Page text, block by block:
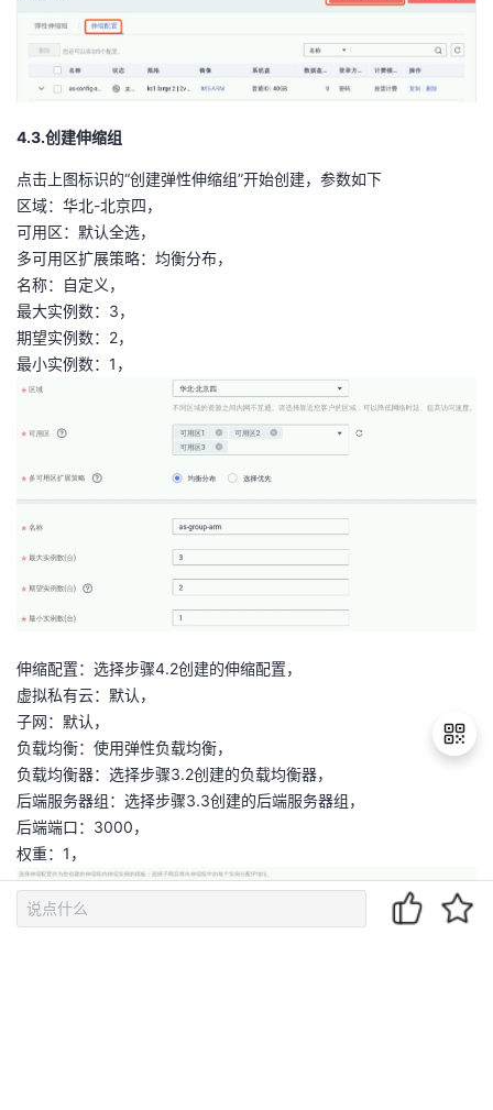
4.3.创建伸缩组
点击上图标识的“创建弹性伸缩组”开始创建，参数如下
区域：华北-北京四，
可用区：默认全选，
多可用区扩展策略：均衡分布，
名称：自定义，
最大实例数：3，
期望实例数：2，
最小实例数：1，
伸缩配置：选择步骤4.2创建的伸缩配置，
虚拟私有云：默认，
子网：默认，
负载均衡：使用弹性负载均衡，
负载均衡器：选择步骤3.2创建的负载均衡器，
后端服务器组：选择步骤3.3创建的后端服务器组，
后端端口：3000，
权重：1，